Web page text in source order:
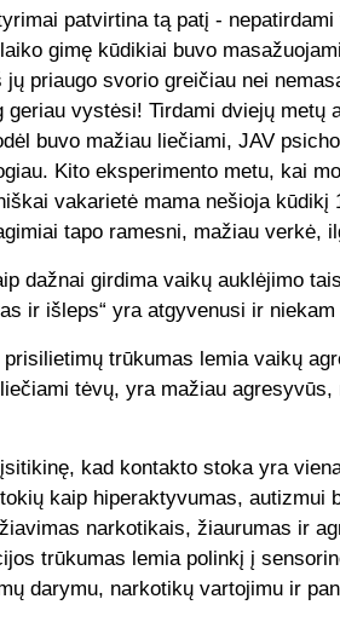
patvirtina tą patį -
gimę kūdikiai buvo
priaugo svorio greičiau nei
geriau vystėsi! Tirdami dviejų metų
buvo mažiau liečiami, JAV
Kito eksperimento metu, kai
vakarietė mama nešioja kūdikį
tapo ramesni, mažiau verkė,
dažnai girdima vaikų auklėjimo
ir išleps“ yra atgyvenusi ir
prisilietimų trūkumas lemia vaikų
tėvų, yra mažiau
kad kontakto stoka yra
kaip hiperaktyvumas, autizmui
narkotikais, žiaurumas ir
trūkumas lemia polinkį į
darymu, narkotikų vartojimu ir